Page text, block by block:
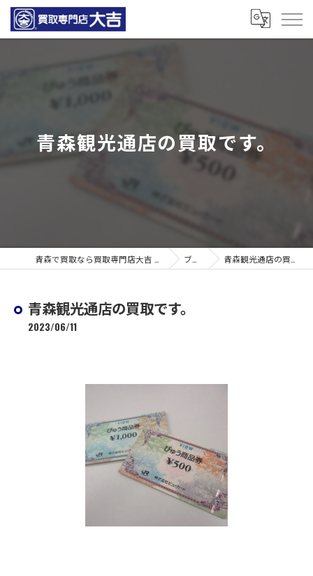
青森観光通店の買取です。
ブログ 青森観光通店の買取です。
青森観光通店の買取です。
2023/06/11